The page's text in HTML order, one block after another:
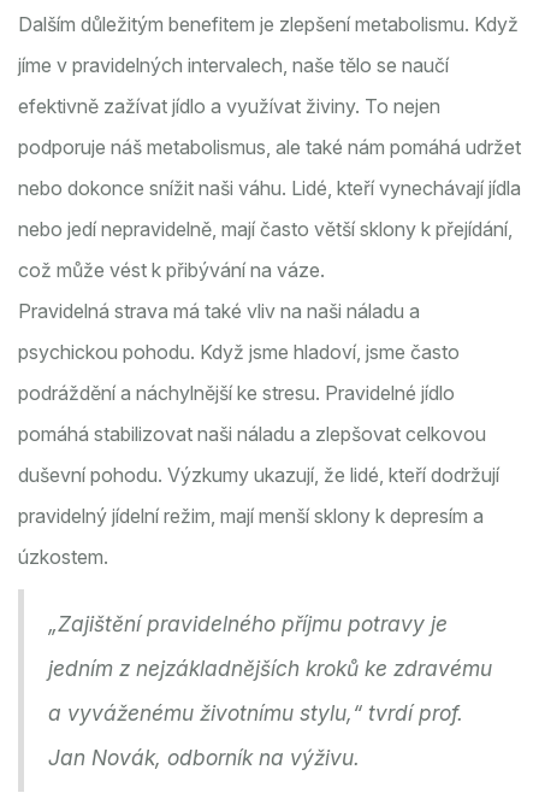
Dalším důležitým benefitem je zlepšení metabolismu. Když
jíme v pravidelných intervalech, naše tělo se naučí
efektivně zažívat jídlo a využívat živiny. To nejen
podporuje náš metabolismus, ale také nám pomáhá udržet
nebo dokonce snížit naši váhu. Lidé, kteří vynechávají jídla
nebo jedí nepravidelně, mají často větší sklony k přejídání,
což může vést k přibývání na váze.
Pravidelná strava má také vliv na naši náladu a
psychickou pohodu. Když jsme hladoví, jsme často
podráždění a náchylnější ke stresu. Pravidelné jídlo
pomáhá stabilizovat naši náladu a zlepšovat celkovou
duševní pohodu. Výzkumy ukazují, že lidé, kteří dodržují
pravidelný jídelní režim, mají menší sklony k depresím a
úzkostem.
„Zajištění pravidelného příjmu potravy je
jedním z nejzákladnějších kroků ke zdravému
a vyváženému životnímu stylu,“ tvrdí prof.
Jan Novák, odborník na výživu.